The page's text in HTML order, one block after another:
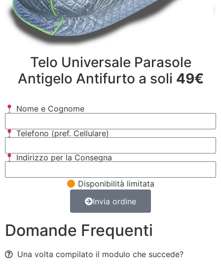
Telo Universale Parasole
Antigelo Antifurto a soli 49€
Nome e Cognome
Telefono (pref. Cellulare)
Indirizzo per la Consegna
Disponibilità limitata
Invia ordine
Domande Frequenti
Una volta compilato il modulo che succede?